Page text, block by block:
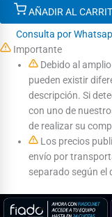
AÑADIR AL
Consulta por
Importante
Debido al
pueden existir
descripción. Si
con uno de
de realizar su
Los precios
envío por
separado según el